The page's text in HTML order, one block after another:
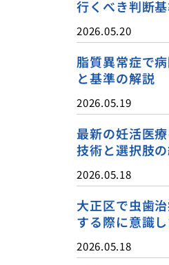
行くべき判断
2026.05.20
脂質異常症で
と基準の解説
2026.05.19
最新の妊活医
技術と選択肢
2026.05.18
大正区で虫歯
する際に意識
2026.05.18